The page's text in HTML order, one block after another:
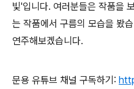
빛'입니다. 여러분들은 작품을
는 작품에서 구름의 모습을 봤
연주해보겠습니다.
문용 유튜브 채널 구독하기: